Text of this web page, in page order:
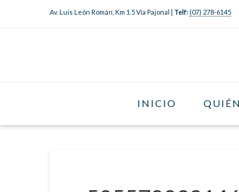
Av. Luis León Román, Km 1.5 Vía Pajonal | Telf: (07) 278-6145
INICIO